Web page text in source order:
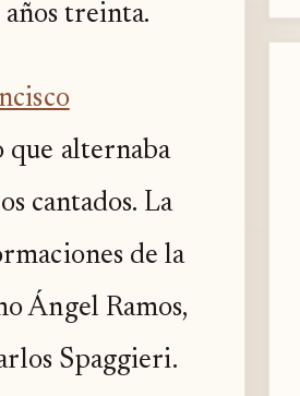
años treinta.
alternaba
cantados. La
de la
Ángel Ramos,
Spaggieri.